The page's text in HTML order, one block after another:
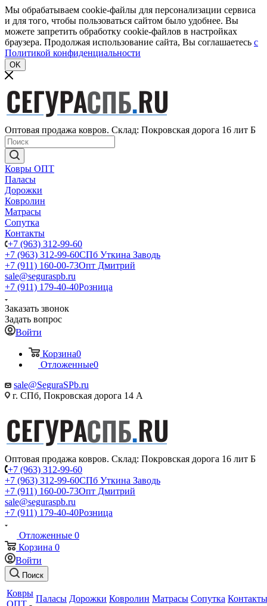
Мы обрабатываем cookie-файлы для персонализации сервиса
и для того, чтобы пользоваться сайтом было удобнее. Вы
можете запретить обработку cookie-файлов в настройках
браузера. Продолжая использование сайта, Вы соглашаетесь c
Политикой конфиденциальности
OK
Оптовая продажа ковров. Склад: Покровская дорога 16 лит Б
Ковры ОПТ
Паласы
Дорожки
Ковролин
Матрасы
Сопутка
Контакты
+7 (963) 312-99-60
+7 (963) 312-99-60СПб Уткина Заводь
+7 (911) 160-00-73Опт Дмитрий
sale@seguraspb.ru
+7 (911) 179-40-40Розница
Заказать звонок
Задать вопрос
Войти
Корзина0
Отложенные0
sale@SeguraSPb.ru
г. СПб, Покровская дорога 14 А
Оптовая продажа ковров. Склад: Покровская дорога 16 лит Б
+7 (963) 312-99-60
+7 (963) 312-99-60СПб Уткина Заводь
+7 (911) 160-00-73Опт Дмитрий
sale@seguraspb.ru
+7 (911) 179-40-40Розница
Отложенные 0
Корзина 0
Войти
Поиск
Ковры
ОПТ
Паласы Дорожки Ковролин Матрасы Сопутка Контакты